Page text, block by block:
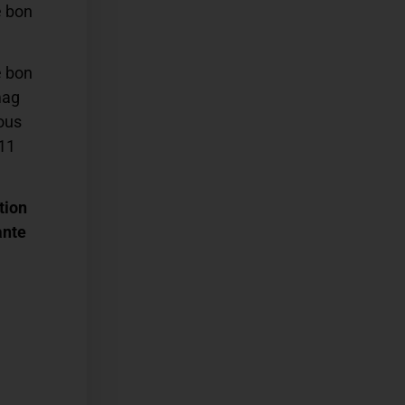
bon
bon